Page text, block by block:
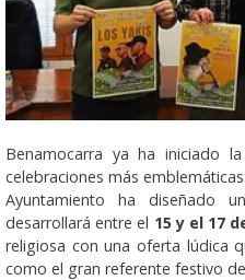
Benamocarra ya ha iniciado
celebraciones más
Ayuntamiento ha diseñado
desarrollará entre el 15 y el 17
religiosa con una oferta lúdica
como el gran referente festivo